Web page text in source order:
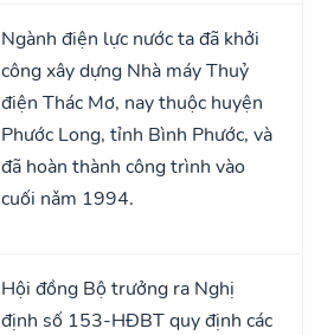
Ngành điện lực nước ta đã khởi
công xây dựng Nhà máy Thuỷ
điện Thác Mơ, nay thuộc huyện
Phước Long, tỉnh Bình Phước, và
đã hoàn thành công trình vào
cuối nǎm 1994.
Hội đồng Bộ trưởng ra Nghị
định số 153-HĐBT quy định các